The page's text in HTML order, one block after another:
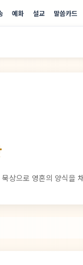
예화 설교 말씀카드
상으로 영혼의 양식을